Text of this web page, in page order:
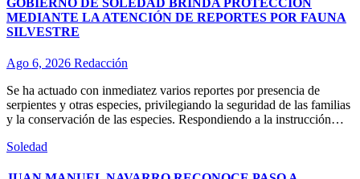
MEDIANTE LA ATENCIÓN DE REPORTES POR FAUNA
SILVESTRE
Ago 6, 2026 Redacción
Se ha actuado con inmediatez varios reportes por presencia de
serpientes y otras especies, privilegiando la seguridad de las familias
y la conservación de las especies. Respondiendo a la instrucción…
Soledad